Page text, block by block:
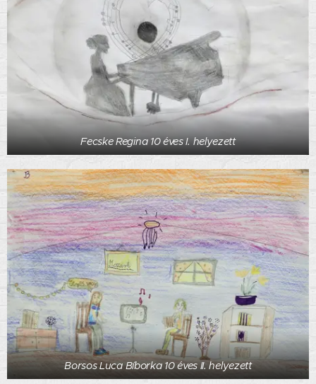
Fecske Regina 10 éves I. helyezett
Borsos Luca Bíborka 10 éves II. helyezett